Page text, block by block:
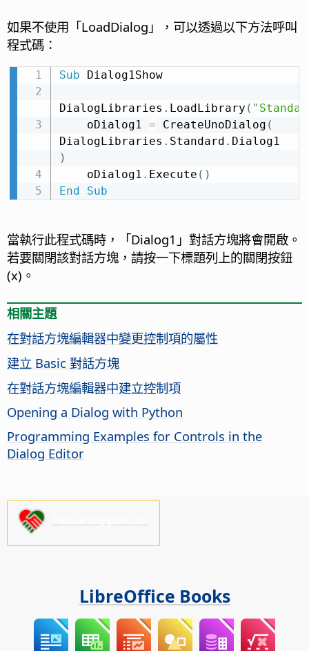
如果不使用「LoadDialog」，可以透過以下方法呼叫
程式碼：
Sub Dialog1Show
DialogLibraries . LoadLibrary (
    oDialog1
= CreateUnoDialog (
DialogLibraries . Standard .
)
    oDialog1
. Execute ( )
End
Sub
當執行此程式碼時，「Dialog1」對話方塊將會開啟。
若要關閉該對話方塊，請按一下標題列上的關閉按鈕
(x)。
相關主題
在對話方塊編輯器中變更控制項的屬性
建立 Basic 對話方塊
在對話方塊編輯器中建立控制項
Opening a Dialog with Python
Programming Examples for Controls in the
Dialog Editor
LibreOffice Books